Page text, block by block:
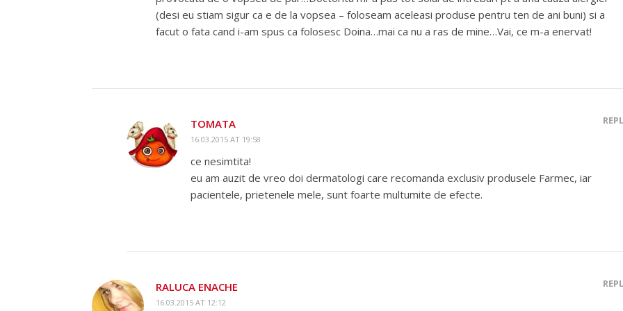
(desi eu stiam sigur ca e de la vopsea – foloseam aceleasi produse pentru ten de ani buni) si a
facut o fata cand i-am spus ca folosesc Doina…mai ca nu a ras de mine…Vai, ce m-a enervat!
TOMATA
16.03.2015 AT 19:58
ce nesimtita!
eu am auzit de vreo doi dermatologi care recomanda exclusiv produsele Farmec, iar
pacientele, prietenele mele, sunt foarte multumite de efecte.
RALUCA ENACHE
16.03.2015 AT 12:12